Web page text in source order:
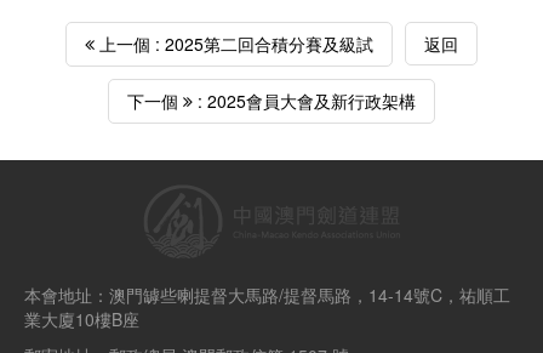
上一個 : 2025第二回合積分賽及級試 返回
下一個 : 2025會員大會及新行政架構
本會地址：澳門罅些喇提督大馬路/提督馬路，14-14號C，祐順工
業大廈10樓B座